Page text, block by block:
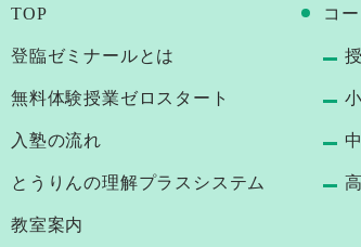
TOP
登臨ゼミナールとは
無料体験授業ゼロスタート
⼊塾の流れ
とうりんの理解プラスシステム
教室案内
コ